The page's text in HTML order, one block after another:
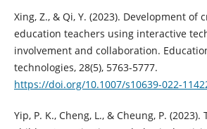
Xing, Z., & Qi, Y. (2023). Development of
education teachers using interactive
involvement and collaboration.
technologies, 28(5), 5763-5777.
https://doi.org/10.1007/s10639-022-
Yip, P. K., Cheng, L., & Cheung, P.